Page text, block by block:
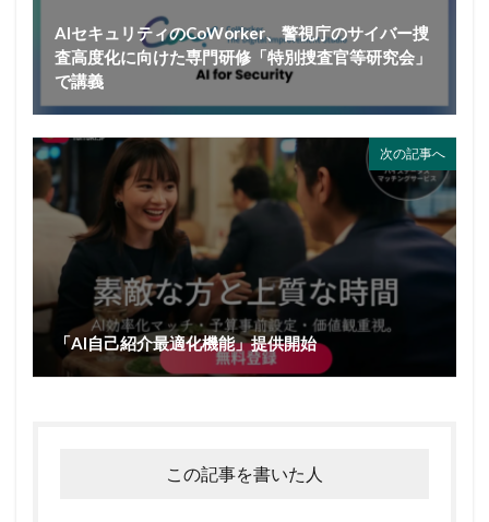
AIセキュリティのCoWorker、警視庁のサイバー捜
査高度化に向けた専門研修「特別捜査官等研究会」
で講義
次の記事へ
「AI自己紹介最適化機能」提供開始
この記事を書いた人